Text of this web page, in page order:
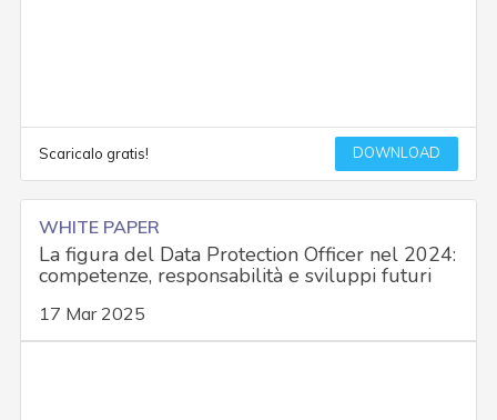
Scaricalo gratis! DOWNLOAD
WHITE PAPER
La figura del Data Protection Officer nel 2024:
competenze, responsabilità e sviluppi futuri
17 Mar 2025